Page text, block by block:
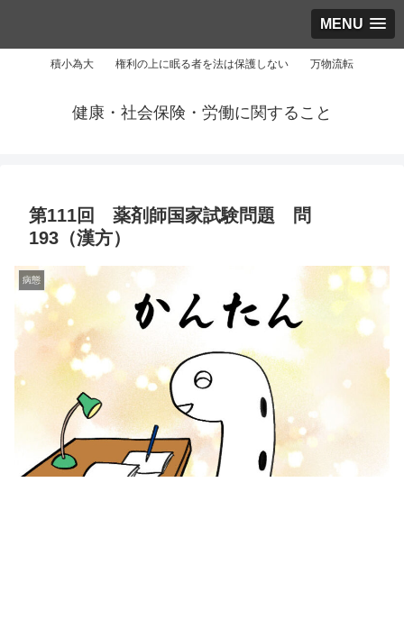
MENU
積小為大 権利の上に眠る者を法は保護しない 万物流転
健康・社会保険・労働に関すること
第111回 薬剤師国家試験問題 問
193（漢方）
病態